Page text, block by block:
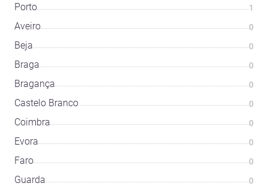
Porto 1
Aveiro 0
Beja 0
Braga 0
Bragança 0
Castelo Branco 0
Coimbra 0
Évora 0
Faro 0
Guarda 0